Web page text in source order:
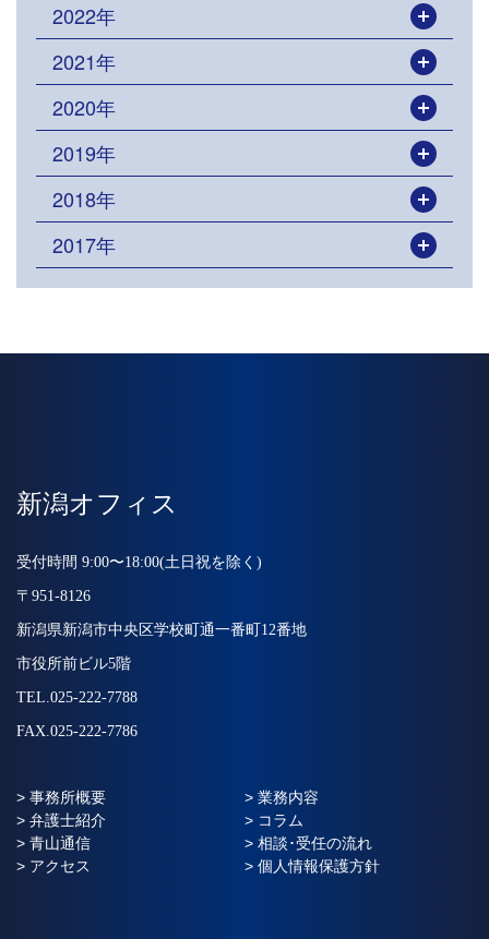
2022年
2021年
2020年
2019年
2018年
2017年
新潟オフィス
受付時間 9:00〜18:00(土日祝を除く)
〒951-8126
新潟県新潟市中央区学校町通一番町12番地
市役所前ビル5階
TEL.025-222-7788
FAX.025-222-7786
> 事務所概要
> 業務内容
> 弁護士紹介
> コラム
> 青山通信
> 相談･受任の流れ
> アクセス
> 個人情報保護方針